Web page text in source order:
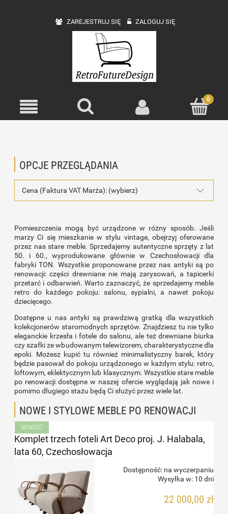
ZAREJESTRUJ SIĘ ZALOGUJ SIĘ
OPCJE PRZEGLĄDANIA
Cena (Faktura VAT Marża): (wybierz)
Pomieszczenia mogą być urządzone w różny sposób. Jeśli
marzy Ci się mieszkanie w stylu vintage, obejrzyj oferowane
przez nas stare meble. Sprzedajemy autentyczne sprzęty z lat
50. i 60., wyprodukowane głównie w Czechosłowacji dla
fabryki TON. Wszystkie proponowane przez nas antyki są po
renowacji: części drewniane nie mają zarysowań, a tapicerki
przetarć i odbarwień. Warto zaznaczyć, że sprzedajemy meble
retro do każdego pokoju: salonu, sypialni, a nawet pokoju
dziecięcego.
Dostępne u nas antyki są prawdziwą gratką dla wszystkich
kolekcjonerów staromodnych sprzętów. Znajdziesz tu nie tylko
eleganckie krzesła i fotele do salonu, ale też drewniane biurka
czy szafki ze wbudowanym telewizorem, charakterystyczne dla
epoki. Możesz kupić tu również minimalistyczny barek, który
będzie pasował do pokoju urządzonego w każdym stylu: retro,
loftowym, eklektycznym lub klasycznym. Wszystkie stare meble
po renowacji dostępne w naszej ofercie wyglądają jak nowe i
pomimo długiego stażu będą Ci służyć przez wiele lat.
NOWE I STYLOWE MEBLE PO RENOWACJI
Komplet trzech foteli Art Deco proj. J. Halabala,
lata 60, Czechosłowacja
Dostępność: na wyczerpaniu
Wysyłka w: 10 dni
22 000,00 zł
NOWOŚĆ